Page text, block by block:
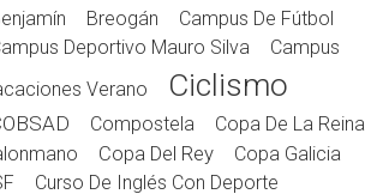
Breogán
Campus De Fútbol
Deportivo Mauro Silva
Campus
Verano
Ciclismo
Compostela
Copa De La Reina
Copa Del Rey
Copa Galicia
Curso De Inglés Con Deporte